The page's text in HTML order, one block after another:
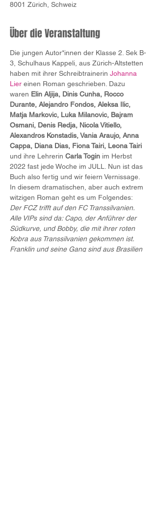
8001 Zürich, Schweiz
Über die Veranstaltung
Die jungen Autor*innen der Klasse 2. Sek B-
3, Schulhaus Kappeli, aus Zürich-Altstetten
haben mit ihrer Schreibtrainerin Johanna
Lier einen Roman geschrieben. Dazu
waren Elin Aljija, Dinis Cunha, Rocco
Durante, Alejandro Fondos, Aleksa Ilic,
Matja Markovic, Luka Milanovic, Bajram
Osmani, Denis Redja, Nicola Vitiello,
Alexandros Konstadis, Vania Araujo, Anna
Cappa, Diana Dias, Fiona Tairi, Leona Tairi
und ihre Lehrerin Carla Togin im Herbst
2022 fast jede Woche im JULL. Nun ist das
Buch also fertig und wir feiern Vernissage.
In diesem dramatischen, aber auch extrem
witzigen Roman geht es um Folgendes:
Der FCZ trifft auf den FC Transsilvanien.
Alle VIPs sind da: Capo, der Anführer der
Südkurve, und Bobby, die mit ihrer roten
Kobra aus Transsilvanien gekommen ist.
Franklin und seine Gang sind aus Brasilien